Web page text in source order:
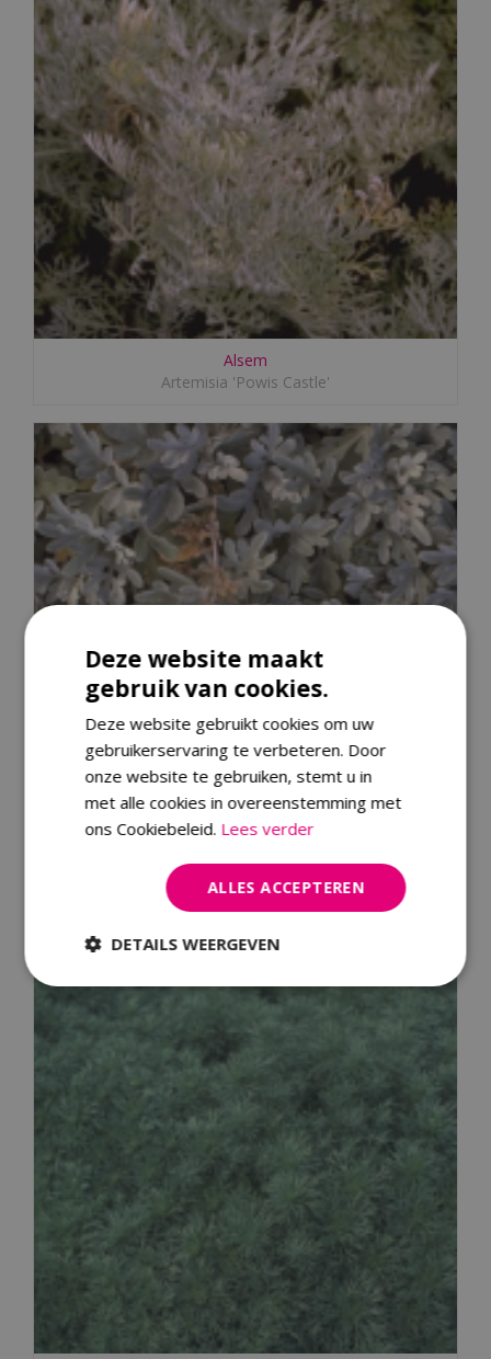
Alsem
Artemisia 'Powis Castle'
Alsem
Artemisia stelleriana
Deze website maakt
gebruik van cookies.
Deze website gebruikt cookies om uw
gebruikerservaring te verbeteren. Door
onze website te gebruiken, stemt u in
met alle cookies in overeenstemming met
ons Cookiebeleid. Lees verder
ALLES ACCEPTEREN
DETAILS WEERGEVEN